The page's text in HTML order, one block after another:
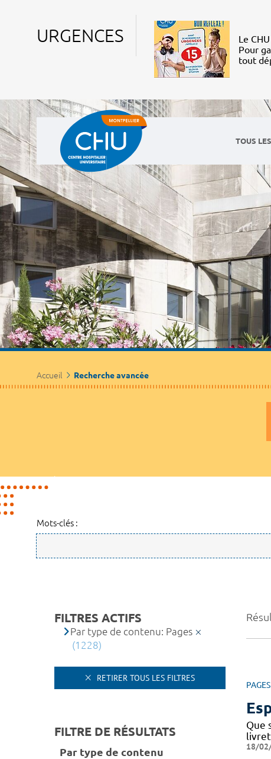
URGENCES
Le
Pour
tout
TOUS
Accueil Recherche avancée
Mots-clés :
PAGES
Que
18/
FILTRES ACTIFS
Par type de contenu: Pages
(1228)
RETIRER TOUS LES FILTRES
FILTRE DE RÉSULTATS
Par type de contenu